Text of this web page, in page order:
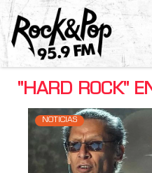
"HARD ROCK"
NOTICIAS